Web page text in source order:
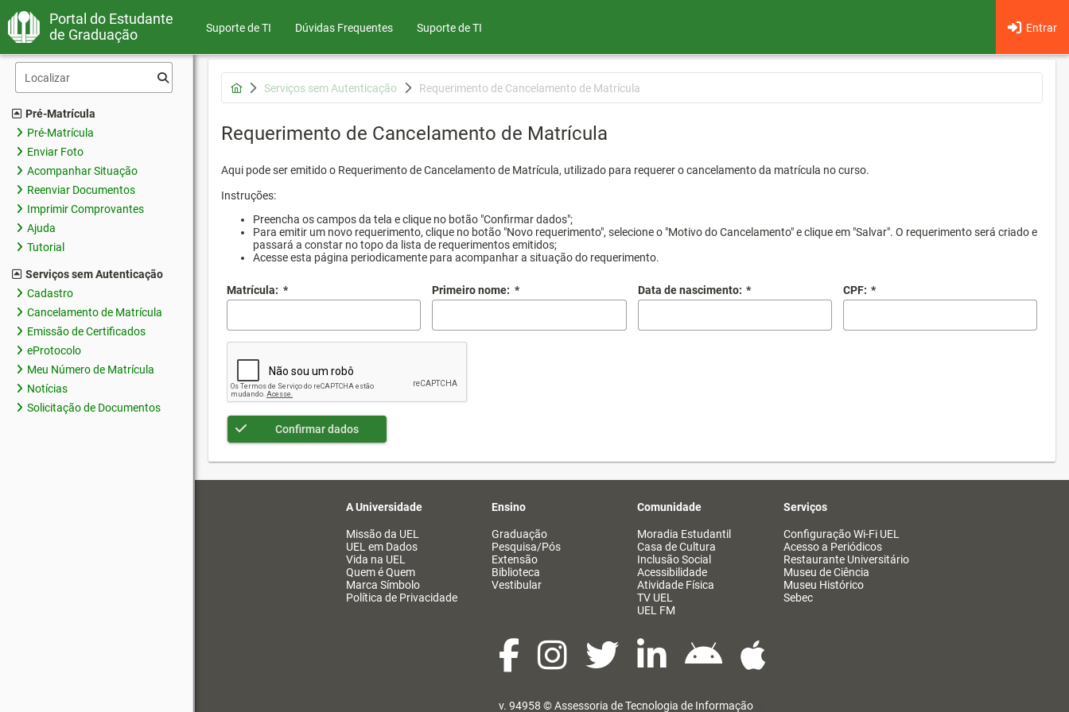
Portal do Estudante
de Graduação
Suporte de TI Dúvidas Frequentes Entrar
Suporte de TI
Pré-Matrícula
Pré-Matrícula
Enviar Foto
Acompanhar Situação
Reenviar Documentos
Imprimir Comprovantes
Ajuda
Tutorial
Serviços sem Autenticação
Cadastro
Cancelamento de Matrícula
Emissão de Certificados
eProtocolo
Meu Número de Matrícula
Notícias
Solicitação de Documentos
Serviços sem Autenticação Requerimento de Cancelamento de Matrícula
Requerimento de Cancelamento de Matrícula
Aqui pode ser emitido o Requerimento de Cancelamento de Matrícula, utilizado para requerer o cancelamento da matrícula no curso.
Instruções:
Preencha os campos da tela e clique no botão "Confirmar dados";
Para emitir um novo requerimento, clique no botão "Novo requerimento", selecione o "Motivo do Cancelamento" e clique em "Salvar". O requerimento será criado e
passará a constar no topo da lista de requerimentos emitidos;
Acesse esta página periodicamente para acompanhar a situação do requerimento.
Matrícula: * Primeiro nome: * Data de nascimento: * CPF: *
Confirmar dados
A Universidade
Missão da UEL
UEL em Dados
Vida na UEL
Quem é Quem
Marca Símbolo
Política de Privacidade
Ensino
Graduação
Pesquisa/Pós
Extensão
Biblioteca
Vestibular
Comunidade
Moradia Estudantil
Casa de Cultura
Inclusão Social
Acessibilidade
Atividade Física
TV UEL
UEL FM
Serviços
Configuração Wi-Fi UEL
Acesso a Periódicos
Restaurante Universitário
Museu de Ciência
Museu Histórico
Sebec
v. 94958 ©Assessoria de Tecnologia de Informação